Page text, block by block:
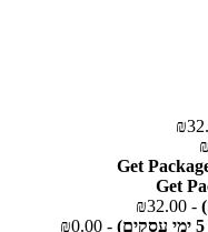
- ₪32.00
- ₪0.00